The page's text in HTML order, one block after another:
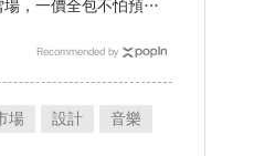
，一價全包不怕預算
Recommended by
場 設計
音樂